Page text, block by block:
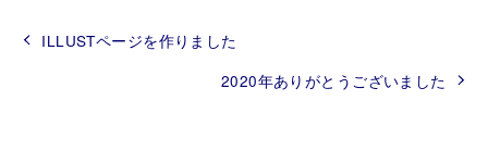
ILLUSTページを作りました
2020年ありがとうございました